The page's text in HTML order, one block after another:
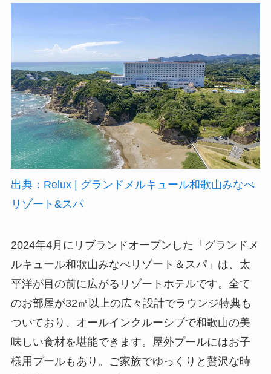
出典：Relux | グランドメルキュール和歌山みなべ
リゾート&スパ
2024年4月にリブランドオープンした「グランドメ
ルキュール和歌山みなべリゾート＆スパ」は、太
平洋が目の前に広がるリゾートホテルです。全て
のお部屋が32㎡以上の広々設計でラウンジ特典も
ついており、オールインクルーシブで和歌山の美
味しい食材を堪能できます。屋外プールにはお子
様用プールもあり。ご家族でゆっくりと贅沢な時